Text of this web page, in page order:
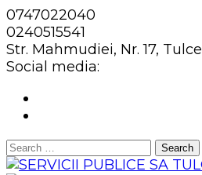
0747022040
0240515541
Str. Mahmudiei, Nr. 17,
Social media:
Search
for: